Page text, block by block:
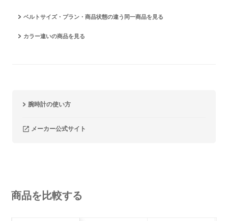
ベルトサイズ・プラン・商品状態の違う同一商品を見る
カラー違いの商品を見る
腕時計の使い方
メーカー公式サイト
商品を比較する